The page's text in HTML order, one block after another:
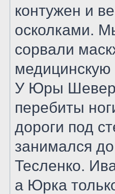
контужен и
осколками.
сорвали
У Юры
перебиты
дороги под
занимался
Тесленко.
а Юрка